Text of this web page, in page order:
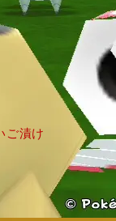
ご漬け